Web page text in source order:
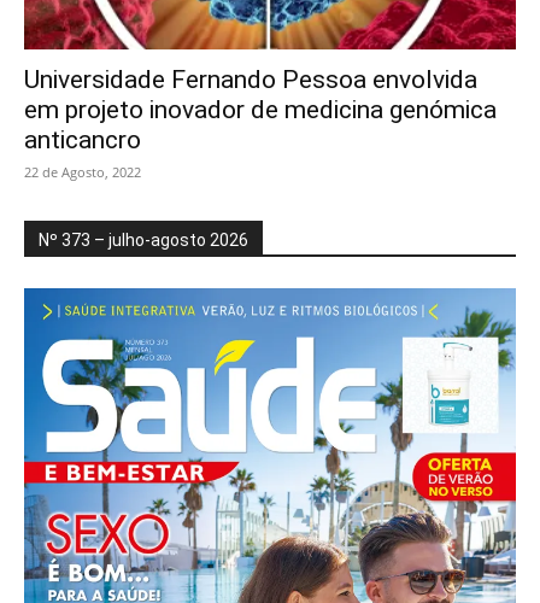
Universidade Fernando Pessoa envolvida
em projeto inovador de medicina genómica
anticancro
22 de Agosto, 2022
Nº 373 – julho-agosto 2026